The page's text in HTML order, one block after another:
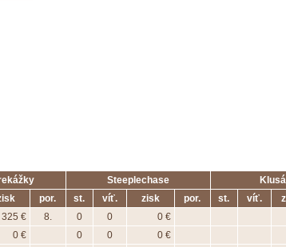
Steeplechase
por. st. víť. zisk por. st. víť.
325 € 8. 0 0 0 €
0 € 0 0 0 €